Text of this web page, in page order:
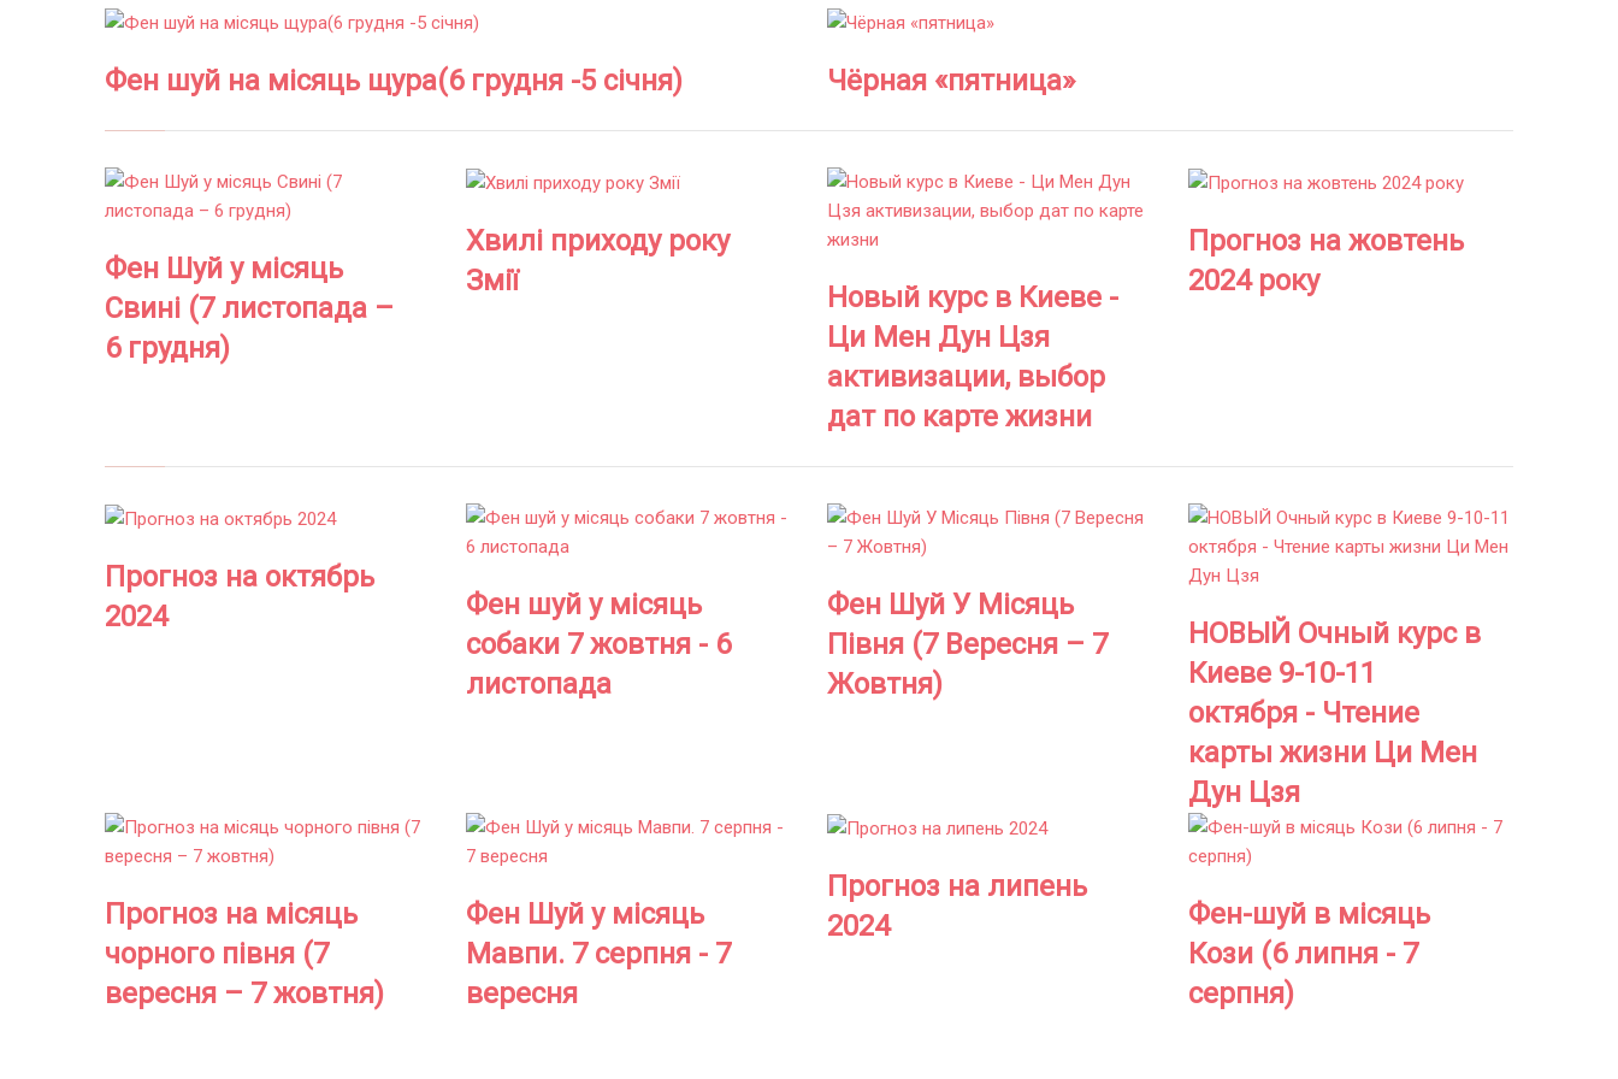
Фен шуй на місяць щура(6 грудня -5 січня) Чёрная «пятница»
Фен Шуй у місяць
Свині (7 листопада –
6 грудня)
Хвилі приходу року
Змії
Новый курс в Киеве -
Ци Мен Дун Цзя
активизации, выбор
дат по карте жизни
Прогноз на жовтень
2024 року
Прогноз на октябрь
2024
Фен шуй у місяць
собаки 7 жовтня - 6
листопада
Фен Шуй У Місяць
Півня (7 Вересня – 7
Жовтня)
НОВЫЙ Очный курс в
Киеве 9-10-11
октября - Чтение
карты жизни Ци Мен
Дун Цзя
Прогноз на місяць
чорного півня (7
вересня – 7 жовтня)
Фен Шуй у місяць
Мавпи. 7 серпня - 7
вересня
Прогноз на липень
2024
Фен-шуй в місяць
Кози (6 липня - 7
серпня)